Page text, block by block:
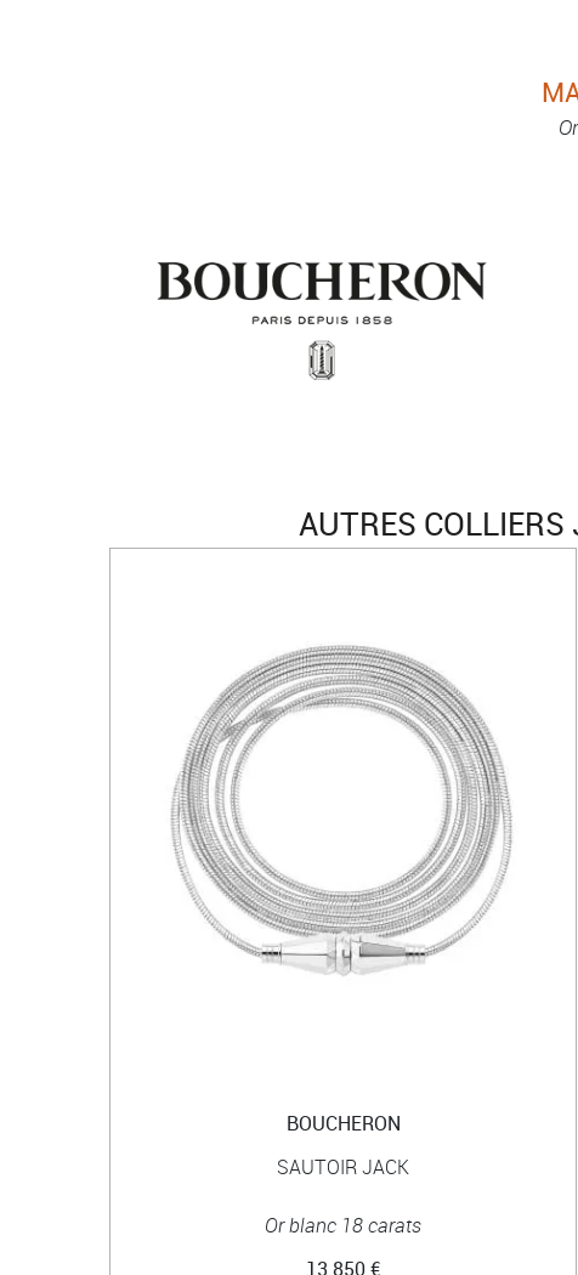
AUTRES
BOUCHERON
SAUTOIR JACK
Or blanc 18 carats
13 850 €